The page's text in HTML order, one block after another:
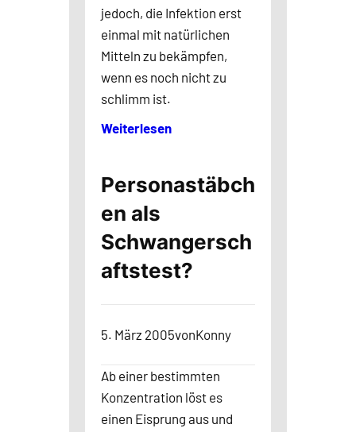
jedoch, die Infektion erst
einmal mit natürlichen
Mitteln zu bekämpfen,
wenn es noch nicht zu
schlimm ist.
Weiterlesen
Personastäbch
en als
Schwangersch
aftstest?
5. März 2005vonKonny
Ab einer bestimmten
Konzentration löst es
einen Eisprung aus und